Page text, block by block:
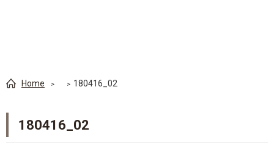
Home 180416_02
180416_02